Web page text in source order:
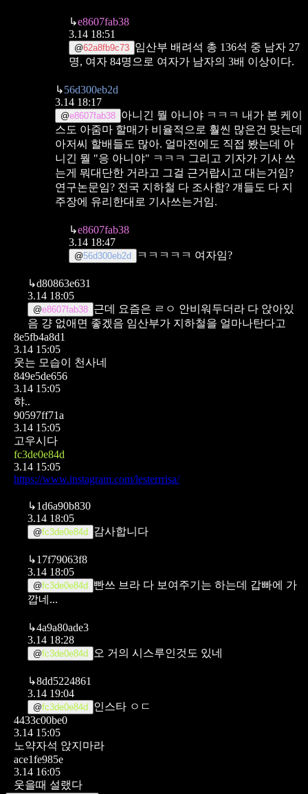
↳e8607fab38
3.14 18:51
@62a8fb9c73 임산부 배려석 총 136석 중 남자 27
명, 여자 84명으로 여자가 남자의 3배 이상이다.
↳56d300eb2d
3.14 18:17
@e8607fab38 아니긴 뭘 아니야 ㅋㅋㅋ 내가 본 케이
스도 아줌마 할매가 비율적으로 훨씬 많은건 맞는데
아저씨 할배들도 많아. 얼마전에도 직접 봤는데 아
니긴 뭘 "응 아니야" ㅋㅋㅋ 그리고 기자가 기사 쓰
는게 뭐대단한 거라고 그걸 근거랍시고 대는거임?
연구논문임? 전국 지하철 다 조사함? 걔들도 다 지
주장에 유리한대로 기사쓰는거임.
↳e8607fab38
3.14 18:47
@56d300eb2d ㅋㅋㅋㅋㅋ 여자임?
↳d80863e631
3.14 18:05
@e8607fab38 근데 요즘은 ㄹㅇ 안비워두더라 다 앉아있
음 걍 없애면 좋겠음 임산부가 지하철을 얼마나탄다고
8e5fb4a8d1
3.14 15:05
웃는 모습이 천사네
849e5de656
3.14 15:05
햐..
90597ff71a
3.14 15:05
고우시다
fc3de0e84d
3.14 15:05
https://www.instagram.com/lesterrrisa/
↳1d6a90b830
3.14 18:05
@fc3de0e84d 감사합니다
↳17f79063f8
3.14 18:05
@fc3de0e84d
빤쓰 브라 다 보여주기는 하는데 갑빠에 가
깝네...
↳4a9a80ade3
3.14 18:28
@fc3de0e84d 오 거의 시스루인것도 있네
↳8dd5224861
3.14 19:04
@fc3de0e84d
인스타 ㅇㄷ
4433c00be0
3.14 15:05
노약자석 앉지마라
ace1fe985e
3.14 16:05
웃을때 설랬다